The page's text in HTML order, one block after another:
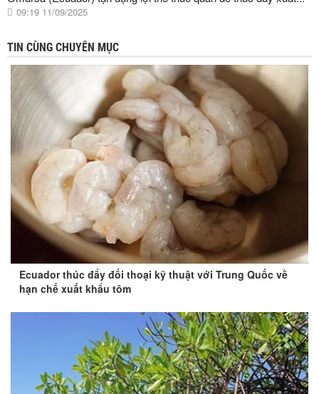
09:19 11/09/2025
TIN CÙNG CHUYÊN MỤC
Ecuador thúc đẩy đối thoại kỹ thuật với Trung Quốc về
hạn chế xuất khẩu tôm